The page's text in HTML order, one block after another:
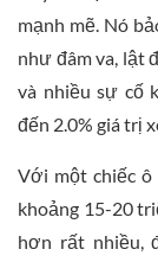
mạnh mẽ. Nó
như đâm va, lật
và nhiều sự cố
đến 2.0% giá trị
Với một chiếc
khoảng 15-20
hơn rất nhiều,